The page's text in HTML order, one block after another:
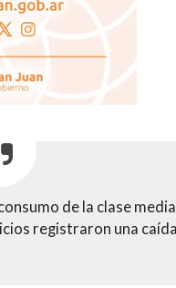
de la clase
registraron una